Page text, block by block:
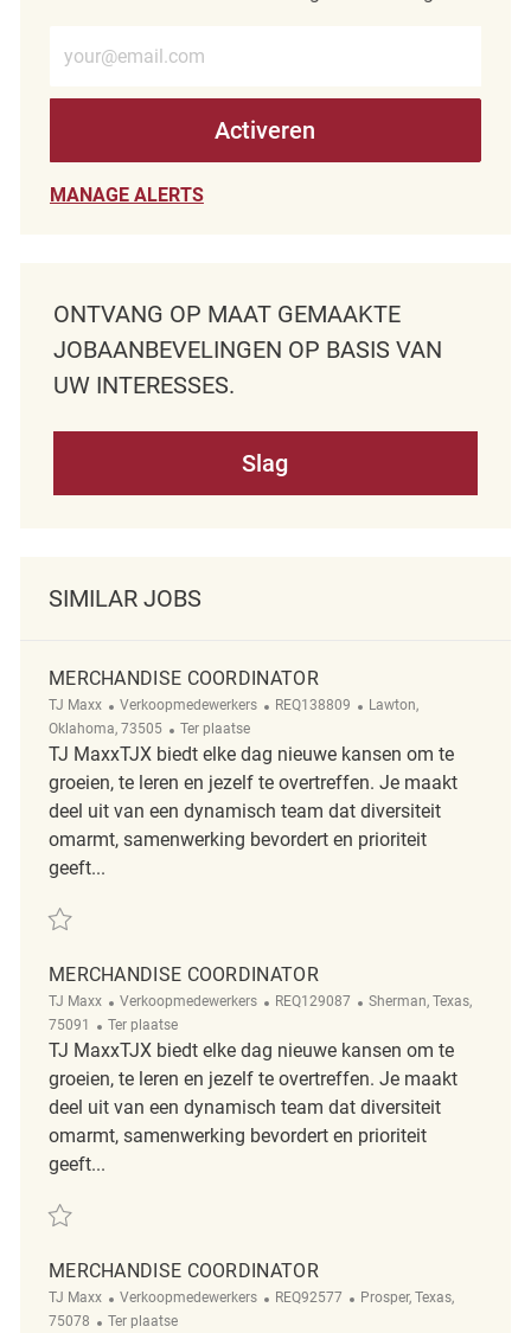
Activeren
MANAGE ALERTS
ONTVANG OP MAAT GEMAAKTE
JOBAANBEVELINGEN OP BASIS VAN
UW INTERESSES.
Slag
SIMILAR JOBS
MERCHANDISE COORDINATOR
TJ Maxx Categorie
Verkoopmedewerkers ReqId
REQ138809 Plaats
Lawton,
Oklahoma, 73505
Afgelegen
Ter plaatse
TJ MaxxTJX biedt elke dag nieuwe kansen om te
groeien, te leren en jezelf te overtreffen. Je maakt
deel uit van een dynamisch team dat diversiteit
omarmt, samenwerking bevordert en prioriteit
geeft...
Redden Merchandise Coordinator REQ138809
MERCHANDISE COORDINATOR
TJ Maxx Categorie
Verkoopmedewerkers ReqId
REQ129087 Plaats
Sherman, Texas,
75091
Afgelegen
Ter plaatse
TJ MaxxTJX biedt elke dag nieuwe kansen om te
groeien, te leren en jezelf te overtreffen. Je maakt
deel uit van een dynamisch team dat diversiteit
omarmt, samenwerking bevordert en prioriteit
geeft...
Redden Merchandise Coordinator REQ129087
MERCHANDISE COORDINATOR
TJ Maxx Categorie
Verkoopmedewerkers ReqId
REQ92577 Plaats
Prosper, Texas,
75078
Afgelegen
Ter plaatse